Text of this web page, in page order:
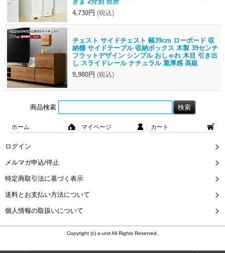
4,730円 (税込)
チェスト サイドチェスト 幅39cm ローボード 収
納棚 サイドテーブル 収納ボックス 木製 39センチ
フラットデザイン シンプル おしゃれ 木目 引き出
し スライドレール ナチュラル 重厚感 高級
9,980円 (税込)
商品検索
ホーム マイページ カート
ログイン
メルマガ申込/停止
特定商取引法に基づく表示
送料とお支払い方法について
個人情報の取扱いについて
Copyright (c) e-unit All Rights Reserved.